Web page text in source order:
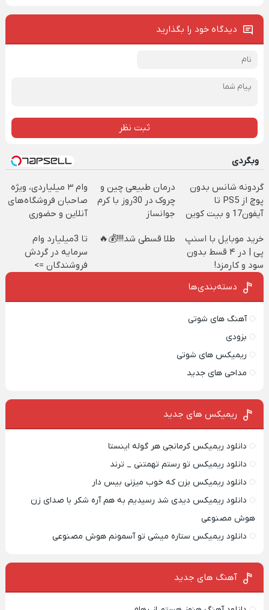
دیدگاه خود را بگذارید
ثبت نظر
وبگردی
گردونه شانس بدون
پوچ از PS5 تا
آیفون17 و بیت کوین
درمان طبیعی چین و
چروک در 30روز با کرم
جوانساز
وام ۳ میلیاردی، ویژه
صاحبان فروشگاه‌های
آنلاین و حضوری
خرید موبایل با اسنپ
پی | در ۴ قسط بدون
سود و کارمزد!
طلا قسطی شد!!!!💰🔥
تا 3میلیارد وام
سرمایه در گردش
فروشندگان =>
دسته‌بندی‌ها
آهنگ های شوتی
بزودی
ریمیکس های شوتی
مداحی های جدید
ریمیکس‌ های جدید
دانلود ریمیکس کرمانجی هر گوله اینستا
دانلود ریمیکس تو رستم تهمتنی _ ترند
دانلود ریمیکس بزن که خوب میزنی بیس دار
دانلود ریمیکس دیدی شد رسیدیم به هم آره شکر با صدای زن
هوش مصنوعی
دانلود ریمیکس ستاره میشی تو آسمونم هوش مصنوعی
آهنگ های جدید